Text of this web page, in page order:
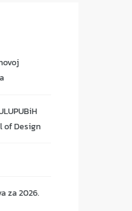
of Design
za 2026.